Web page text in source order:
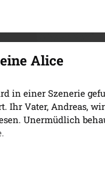
tritt persönlich mit
kommen dunkle
klarer, dass hinter
über die Abgründe
Alice
in einer Szenerie
Ihr Vater, Andreas,
Unermüdlich
des Whispering
verschwindet